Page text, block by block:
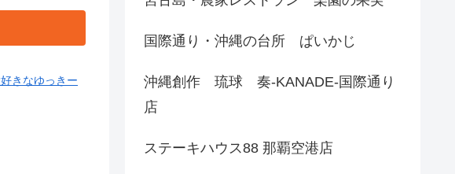
きなゆっきー
国際通り・沖縄の台所 ぱいかじ
沖縄創作 琉球 奏-KANADE-国際通り
店
ステーキハウス88 那覇空港店